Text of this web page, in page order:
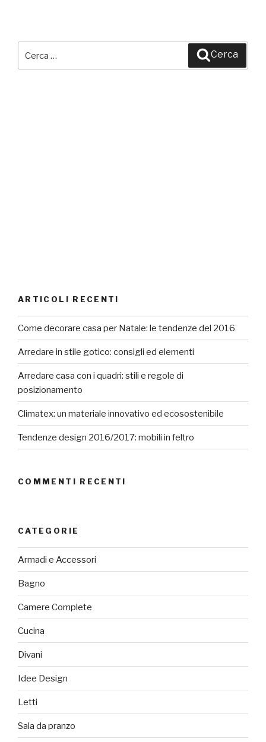
Cerca
ARTICOLI RECENTI
Come decorare casa per Natale: le tendenze del 2016
Arredare in stile gotico: consigli ed elementi
Arredare casa con i quadri: stili e regole di
posizionamento
Climatex: un materiale innovativo ed ecosostenibile
Tendenze design 2016/2017: mobili in feltro
COMMENTI RECENTI
CATEGORIE
Armadi e Accessori
Bagno
Camere Complete
Cucina
Divani
Idee Design
Letti
Sala da pranzo